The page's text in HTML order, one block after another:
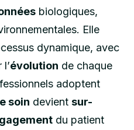
biologiques,
Elle
dynamique, avec
évolution de chaque
adoptent
soin devient sur-
du patient